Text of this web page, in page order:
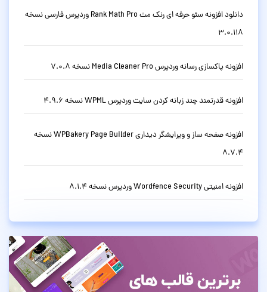
دانلود افزونه سئو حرفه ای رنک مث Rank Math Pro وردپرس فارسی نسخه
3.0.118
افزونه پاکسازی رسانه وردپرس Media Cleaner Pro نسخه 7.0.8
افزونه قدرتمند چند زبانه کردن سایت وردپرس WPML نسخه 4.9.6
افزونه صفحه ساز و ویرایشگر دیداری WPBakery Page Builder نسخه
8.7.4
افزونه امنیتی Wordfence Security وردپرس نسخه 8.1.4